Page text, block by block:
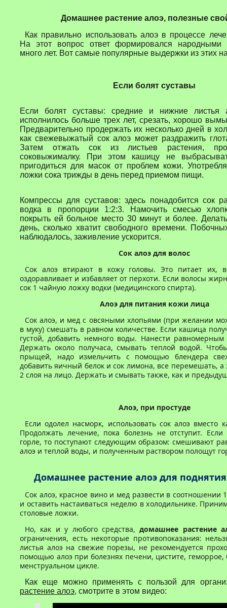
Домашнее растениеалоэ, полезные
Как правильно использовать алоэ в процессе
На этот вопрос ответ формировался народными
много лет. Вот самые популярные выдержки из этих
Если болят суставы
Если болят суставы: средние и нижние листья
исполнилось больше трех лет, срезать, хорошо
Предварительно продержать их несколько дней в
как свежевыжатый сок алоэ может раздражить
Затем отжать сок из листьев растения,
соковыжималку. При этом кашицу не
пригодиться для масок от проблем кожи.
ложки сока трижды в день перед приемом пищи.
Компрессы для суставов: здесь понадобится сок
водка в пропорции 1:2:3. Намочить смесью
покрыть ей больное место 30 минут и более.
день, сколько хватит свободного времени.
наблюдалось, заживление ускорится.
Сок алоэ для волос
Сок алоэ втирают в кожу головы. Это питает их,
оздоравливает и избавляет от перхоти. Если волосы
сок 1 чайную ложку водки (медицинского спирта).
Алоэ для питания кожи лица
Сок алоэ, и мед с овсяными хлопьями (при желании
в муку) смешать в равном количестве. Если кашица
густой, добавить немного воды. Нанести
Держать около получаса, смывать теплой водой.
прыщей, надо измельчить с помощью блендера
добавить яичный белок и сок лимона, все перемешать, а
2 слоя на лицо. Держать и смывать также, как и
Алоэ, при простуде
Если одолел насморк, использовать сок алоэ вместо
Продолжать лечение, пока болезнь не отступит.
горле, то поступают следующим образом: смешивают
алоэ и теплой воды, и полученным раствором полощут
Домашнее растение алоэ для
Сок алоэ, красное вино и мед развести в соотношении
и оставить настаиваться неделю в холодильнике.
столовые ложки.
Но, как и у любого средства,домашнее растение
ограничения, есть некоторые противопоказания:
листья алоэ на свежие порезы, не рекомендуется
помощью алоэ при болезнях печени, цистите, геморрое,
менструальном цикле.
Как еще можно применять с пользой для
растение алоэ, смотрите в этом видео: